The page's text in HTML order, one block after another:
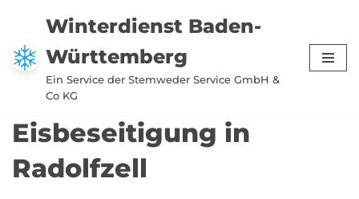
Zum
Inhalt
springen
Winterdienst Baden-
Württemberg
Ein Service der Stemweder Service GmbH &
Co KG
Eisbeseitigung in
Radolfzell